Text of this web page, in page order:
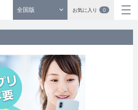
全国版 お気に入り 0